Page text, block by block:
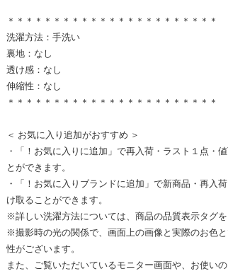
＊＊＊＊＊＊＊＊＊＊＊＊＊＊＊＊＊＊＊＊＊＊＊
洗濯方法：手洗い
裏地：なし
透け感：なし
伸縮性：なし
＊＊＊＊＊＊＊＊＊＊＊＊＊＊＊＊＊＊＊＊＊＊＊
＜ お気に入り追加がおすすめ ＞
・「！お気に入りに追加」で再入荷・ラスト１点・
とができます。
・「！お気に入りブランドに追加」で新商品・再入
け取ることができます。
※詳しい洗濯方法については、商品の品質表示タグを
※撮影時の光の関係で、画面上の画像と実際のお色
性がございます。
また、ご覧いただいているモニター画面や、お使いの